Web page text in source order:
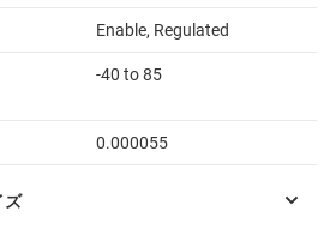
Enable, Regulated
-40 to 85
0.000055